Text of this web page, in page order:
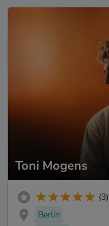
Toni Mogens
(3)
Berlin